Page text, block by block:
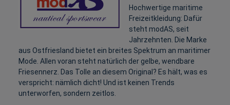
Hochwertige maritime
Freizeitkleidung: Dafür
steht modAS, seit
Jahrzehnten. Die Marke
aus Ostfriesland bietet ein breites Spektrum an maritimer
Mode. Allen voran steht natürlich der gelbe, wendbare
Friesennerz. Das Tolle an diesem Original? Es hält, was es
verspricht: nämlich dicht! Und ist keinen Trends
unterworfen, sondern zeitlos.